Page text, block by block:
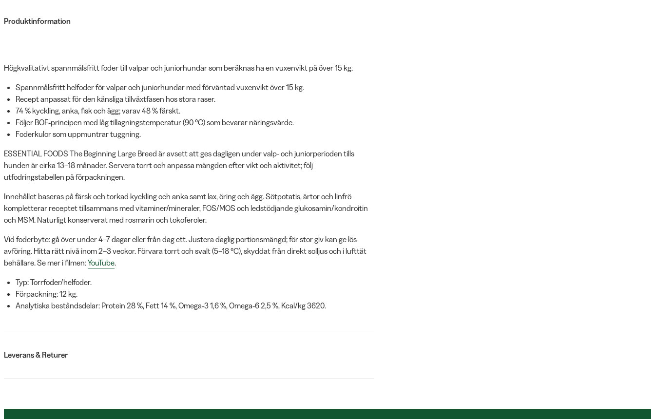
Produktinformation
Högkvalitativt spannmålsfritt foder till valpar och juniorhundar som beräknas ha en vuxenvikt på över 15 kg.
Spannmålsfritt helfoder för valpar och juniorhundar med förväntad vuxenvikt över 15 kg.
Recept anpassat för den känsliga tillväxtfasen hos stora raser.
74 % kyckling, anka, fisk och ägg; varav 48 % färskt.
Följer BOF‑principen med låg tillagningstemperatur (90 °C) som bevarar näringsvärde.
Foderkulor som uppmuntrar tuggning.
ESSENTIAL FOODS The Beginning Large Breed är avsett att ges dagligen under valp- och juniorperioden tills
hunden är cirka 13–18 månader. Servera torrt och anpassa mängden efter vikt och aktivitet; följ
utfodringstabellen på förpackningen.
Innehållet baseras på färsk och torkad kyckling och anka samt lax, öring och ägg. Sötpotatis, ärtor och linfrö
kompletterar receptet tillsammans med vitaminer/mineraler, FOS/MOS och ledstödjande glukosamin/kondroitin
och MSM. Naturligt konserverat med rosmarin och tokoferoler.
Vid foderbyte: gå över under 4–7 dagar eller från dag ett. Justera daglig portionsmängd; för stor giv kan ge lös
avföring. Hitta rätt nivå inom 2–3 veckor. Förvara torrt och svalt (5–18 °C), skyddat från direkt solljus och i lufttät
behållare. Se mer i filmen:YouTube.
Typ: Torrfoder/helfoder.
Förpackning: 12 kg.
Analytiska beståndsdelar: Protein 28 %, Fett 14 %, Omega‑3 1,6 %, Omega‑6 2,5 %, Kcal/kg 3620.
Leverans & Returer